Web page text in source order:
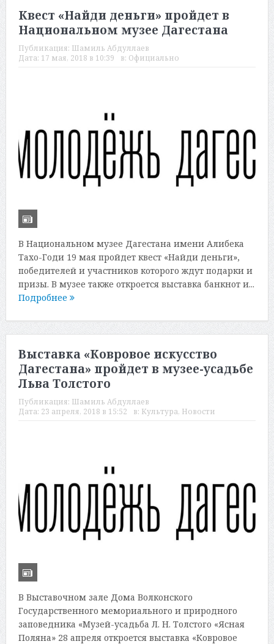
Квест «Найди деньги» пройдет в
Национальном музее Дагестана
Публикация: Шамиль Абдуллаев
Дата: 17 мая, 2018 в 10:39 в: Официально
В Национальном музее Дагестана имени Алибека
Тахо-Годи 19 мая пройдет квест «Найди деньги»,
победителей и участников которого ждут подарки и
призы. В музее также откроется выставка банкнот и...
Подробнее
Выставка «Ковровое искусство
Дагестана» пройдет в музее-усадьбе
Льва Толстого
Публикация: Шамиль Абдуллаев
Дата: 23 апреля, 2018 в 15:52 в: Культура, Новости
В Выставочном зале Дома Волконского
Государственного мемориального и природного
заповедника «Музей-усадьба Л. Н. Толстого «Ясная
Поляна» 28 апреля откроется выставка «Ковровое